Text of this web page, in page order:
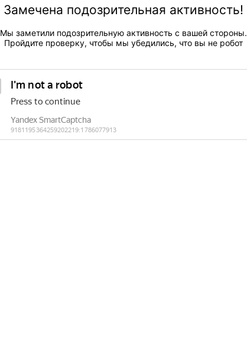
Замечена подозрительная активность!
Мы заметили подозрительную активность с вашей стороны.
Пройдите проверку, чтобы мы убедились, что вы не робот